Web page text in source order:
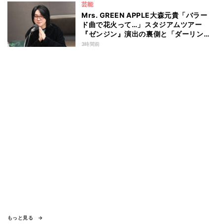
いた
芸能
Mrs. GREEN APPLE大森元貴「バラー
ド曲で花火って…」スタジアムツアー
『ゼンジン』演出の裏側と「ダーリン」
への思いを語る
3時間前
もっと見る